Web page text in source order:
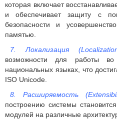
которая включает
и обеспечивает защиту с
безопасности и
памятью.
7. Локализация
возможности для работы
национальных языках, что
ISO Unicode.
8. Расширяемость
построению системы
модулей на различные